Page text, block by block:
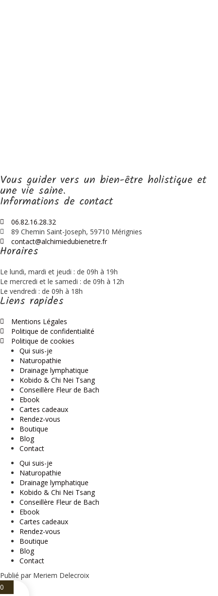
Vous guider vers un bien-être holistique et
une vie saine.
Informations de contact
06.82.16.28.32
89 Chemin Saint-Joseph, 59710 Mérignies
contact@alchimiedubienetre.fr
Horaires
Le lundi, mardi et jeudi : de 09h à 19h
Le mercredi et le samedi : de 09h à 12h
Le vendredi : de 09h à 18h
Liens rapides
Mentions Légales
Politique de confidentialité
Politique de cookies
Qui suis-je
Naturopathie
Drainage lymphatique
Kobido & Chi Nei Tsang
Conseillère Fleur de Bach
Ebook
Cartes cadeaux
Rendez-vous
Boutique
Blog
Contact
Qui suis-je
Naturopathie
Drainage lymphatique
Kobido & Chi Nei Tsang
Conseillère Fleur de Bach
Ebook
Cartes cadeaux
Rendez-vous
Boutique
Blog
Contact
Publié par Meriem Delecroix
0